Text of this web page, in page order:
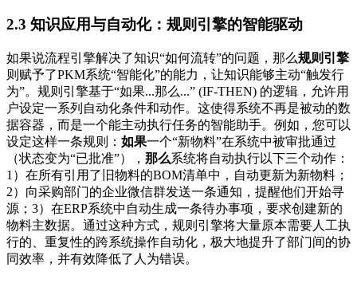
2.3 知识应用与自动化：规则引擎的智能驱动
如果说流程引擎解决了知识“如何流转”的问题，那么规则引擎
则赋予了PKM系统“智能化”的能力，让知识能够主动“触发行
为”。规则引擎基于“如果...那么...” (IF-THEN) 的逻辑，允许用
户设定一系列自动化条件和动作。这使得系统不再是被动的数
据容器，而是一个能主动执行任务的智能助手。例如，您可以
设定这样一条规则： 如果一个“新物料”在系统中被审批通过
（状态变为“已批准”）， 那么系统将自动执行以下三个动作：
1）在所有引用了旧物料的BOM清单中，自动更新为新物料；
2）向采购部门的企业微信群发送一条通知，提醒他们开始寻
源；3）在ERP系统中自动生成一条待办事项，要求创建新的
物料主数据。通过这种方式，规则引擎将大量原本需要人工执
行的、重复性的跨系统操作自动化，极大地提升了部门间的协
同效率，并有效降低了人为错误。